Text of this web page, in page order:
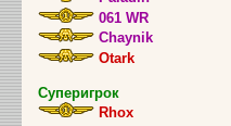
061 WR
Chaynik
Otark
Суперигрок
Rhox